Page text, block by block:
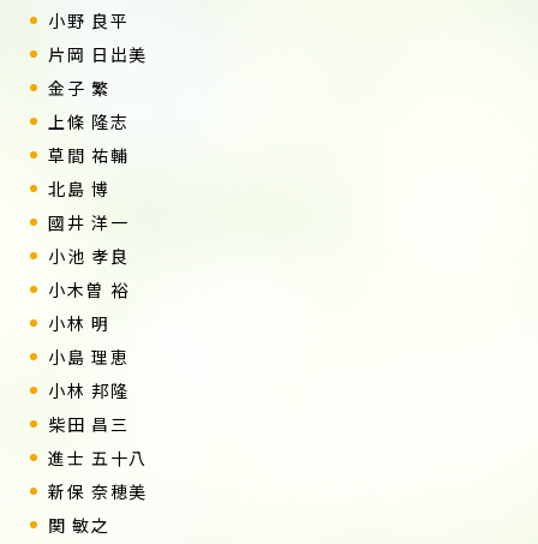
小野 良平
片岡 日出美
金子 繁
上條 隆志
草間 祐輔
北島 博
國井 洋一
小池 孝良
小木曽 裕
小林 明
小島 理恵
小林 邦隆
柴田 昌三
進士 五十八
新保 奈穂美
関 敏之